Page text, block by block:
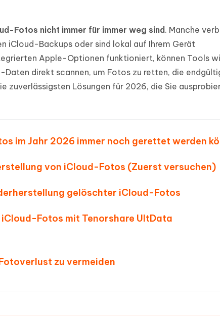
Fake GPS APP
Neu
ohne PC ändern
iCareFone Transfer APP
Whatsapp Chat übertragen
APP
KI Bypass
Hot
menschenähnliche Inhalte
Fotos nicht immer für immer weg sind . Manche
iCloud-Backups oder sind lokal auf Ihrem Gerät
Apple-Optionen funktioniert, können Tools
Daten direkt scannen, um Fotos zu retten, die
zuverlässigsten Lösungen für 2026, die Sie
im Jahr 2026 immer noch gerettet werden
von iCloud-Fotos (Zuerst versuchen)
gelöschter iCloud-Fotos
Fotos mit Tenorshare UltData
zu vermeiden